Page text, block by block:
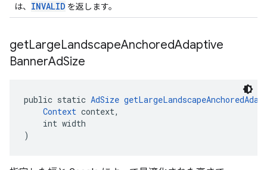
は、 INVALID を返します。
getLargeLandscapeAnchoredAdaptive
BannerAdSize
public static AdSize
Context context,
int width
)